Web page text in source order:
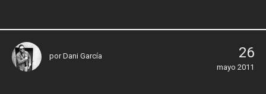
porDani García 26
mayo 2011